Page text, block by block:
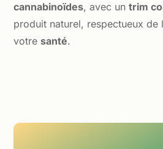
cannabinoïdes, avec untrim
produit naturel, respectueux
votre santé.